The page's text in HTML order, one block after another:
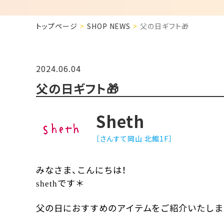
トップページ SHOP NEWS 父の日ギフト🎁
2024.06.04
父の日ギフト🎁
Sheth
［さんすて岡山 北館1F］
みなさま、こんにちは！
shethです＊
父の日におすすめのアイテムをご紹介いたしま